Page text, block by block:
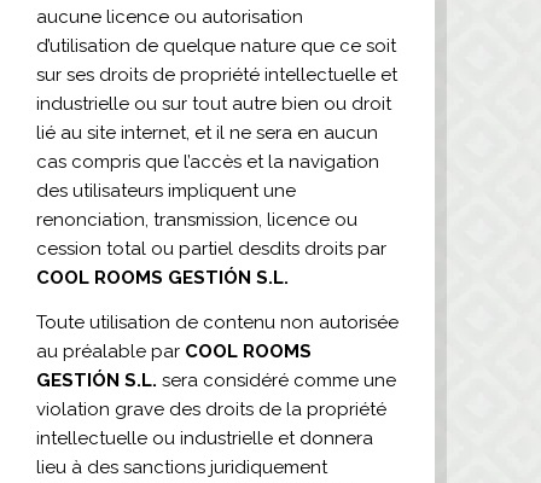
aucune licence ou autorisation
d’utilisation de quelque nature que ce soit
sur ses droits de propriété intellectuelle et
industrielle ou sur tout autre bien ou droit
lié au site internet, et il ne sera en aucun
cas compris que l’accès et la navigation
des utilisateurs impliquent une
renonciation, transmission, licence ou
cession total ou partiel desdits droits par
COOL ROOMS GESTIÓN S.L.
Toute utilisation de contenu non autorisée
au préalable par COOL ROOMS
GESTIÓN S.L. sera considéré comme une
violation grave des droits de la propriété
intellectuelle ou industrielle et donnera
lieu à des sanctions juridiquement